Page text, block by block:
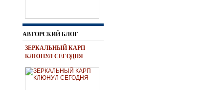
АВТОРСКИЙ БЛОГ
ЗЕРКАЛЬНЫЙ КАРП
КЛЮНУЛ СЕГОДНЯ